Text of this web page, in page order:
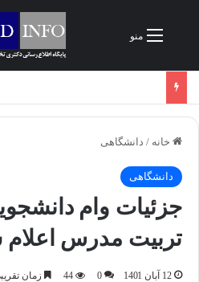
منو
خانه / دانشگاهی
دانشگاهی
جزئیات وام
تربیت مدرس
12 آبان 1401 0
44 زمان تقریبی